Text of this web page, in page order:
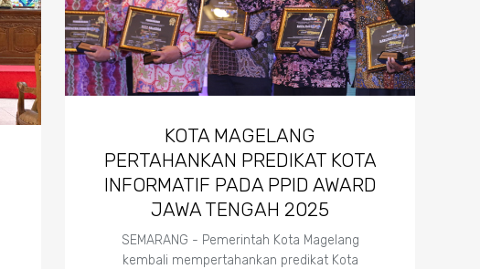
KOTA MAGELANG
PERTAHANKAN PREDIKAT KOTA
INFORMATIF PADA PPID AWARD
JAWA TENGAH 2025
SEMARANG - Pemerintah Kota Magelang
kembali mempertahankan predikat Kota